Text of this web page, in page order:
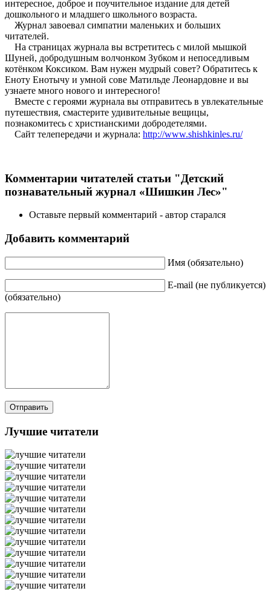
интересное, доброе и поучительное издание для детей
дошкольного и младшего школьного возраста.
Журнал завоевал симпатии маленьких и больших
читателей.
На страницах журнала вы встретитесь с милой мышкой
Шуней, добродушным волчонком Зубком и непоседливым
котёнком Коксиком. Вам нужен мудрый совет? Обратитесь к
Еноту Енотычу и умной сове Матильде Леонардовне и вы
узнаете много нового и интересного!
Вместе с героями журнала вы отправитесь в увлекательные
путешествия, смастерите удивительные вещицы,
познакомитесь с христианскими добродетелями.
Сайт телепередачи и журнала: http://www.shishkinles.ru/
Комментарии читателей статьи "Детский
познавательный журнал «Шишкин Лес»"
Оставьте первый комментарий - автор старался
Добавить комментарий
Имя (обязательно)
E-mail (не публикуется)
(обязательно)
Лучшие читатели